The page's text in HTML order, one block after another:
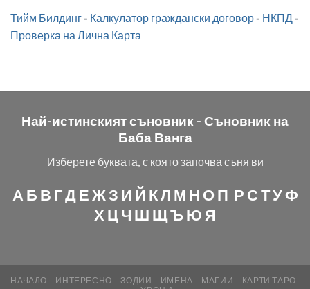
Тийм Билдинг- Калкулатор граждански договор- НКПД-
Проверка на Лична Карта
Най-истинският съновник - Съновник на
Баба Ванга
Изберете буквата, с която започва съня ви
А Б В ГДЕЖЗ И Й КЛ М Н О П Р СТУФ
Х ЦЧ Ш ЩЪЮ Я
НАЧАЛО ИНТЕРЕСНО ЗОДИИ ИМЕНА МАГИИ
КАРТИ ТАРО